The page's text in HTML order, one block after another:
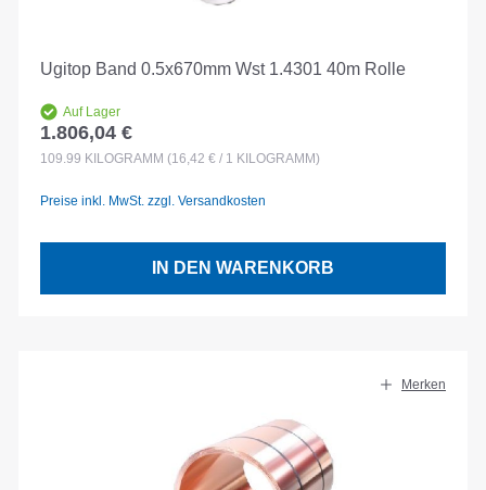
Ugitop Band 0.5x670mm Wst 1.4301 40m Rolle
Auf Lager
Regulärer Preis:
1.806,04 €
109.99 KILOGRAMM (16,42 € / 1 KILOGRAMM)
Preise inkl. MwSt. zzgl. Versandkosten
IN DEN WARENKORB
Merken